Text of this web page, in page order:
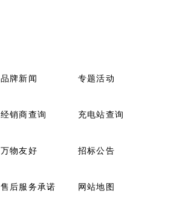
品牌新闻 专题活动
经销商查询 充电站查询
万物友好 招标公告
售后服务承诺 网站地图